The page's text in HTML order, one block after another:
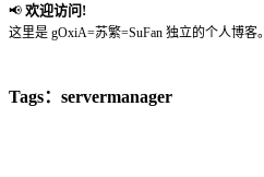
📢 欢迎访问!
这里是 gOxiA=苏繁=SuFan 独立的个人博客。
Tags：servermanager